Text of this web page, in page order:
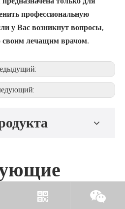
профессиональную
у Вас возникнут вопросы,
своим лечащим врачом.